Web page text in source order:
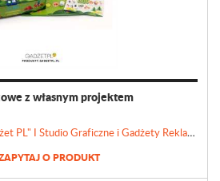
z własnym projektem
Agencja Reklamowa "Gadżet PL" I Studio Graficzne i Gadżety Reklamowe
O PRODUKT